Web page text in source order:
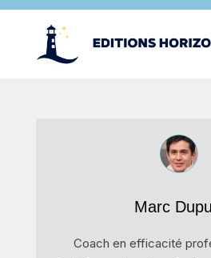
Marc
Coach en efficacité